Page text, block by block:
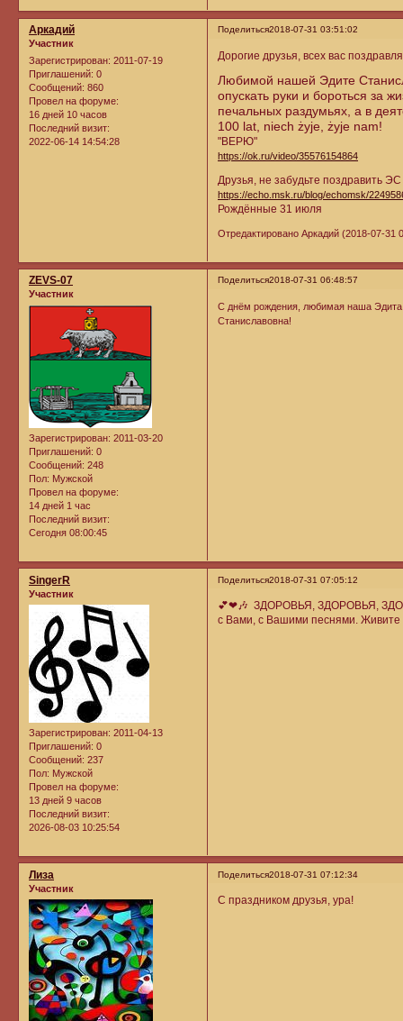
Поделиться2018-07-31 03:51:02
Аркадий
Участник
Зарегистрирован: 2011-07-19
Приглашений: 0
Сообщений: 860
Провел на форуме:
16 дней 10 часов
Последний визит:
2022-06-14 14:54:28
Дорогие друзья, всех вас
Любимой нашей Эдите
опускать руки и бороться за
печальных раздумьях, а в
100 lat, niech żyje, żyje nam!
"ВЕРЮ"
https://ok.ru/video/35576154864
Друзья, не забудьте поздравить
https://echo.msk.ru/blog/echomsk/
Рождённые 31 июля
Отредактировано Аркадий (2018-07-31
Поделиться2018-07-31 06:48:57
ZEVS-07
Участник
Зарегистрирован: 2011-03-20
Приглашений: 0
Сообщений: 248
Пол: Мужской
Провел на форуме:
14 дней 1 час
Последний визит:
Сегодня 08:00:45
С днём рождения, любимая наша Эдита!
Станиславовна!
Поделиться2018-07-31 07:05:12
SingerR
Участник
Зарегистрирован: 2011-04-13
Приглашений: 0
Сообщений: 237
Пол: Мужской
Провел на форуме:
13 дней 9 часов
Последний визит:
2026-08-03 10:25:54
💕❤🎶 ЗДОРОВЬЯ, ЗДОРОВЬЯ,
с Вами, с Вашими песнями. Живите
Поделиться2018-07-31 07:12:34
Лиза
Участник
С праздником друзья, ура!